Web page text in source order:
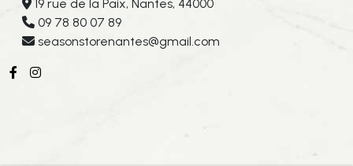
19 rue de la Paix, Nantes, 44000
09 78 80 07 89
seasonstorenantes@gmail.com